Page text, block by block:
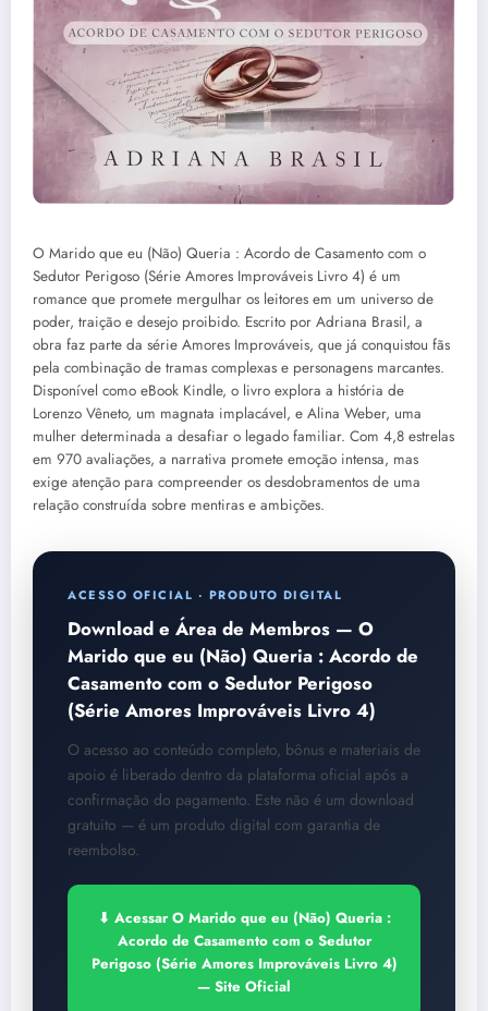
O Marido que eu (Não) Queria : Acordo de Casamento com o
Sedutor Perigoso (Série Amores Improváveis Livro 4) é um
romance que promete mergulhar os leitores em um universo de
poder, traição e desejo proibido. Escrito por Adriana Brasil, a
obra faz parte da série Amores Improváveis, que já conquistou fãs
pela combinação de tramas complexas e personagens marcantes.
Disponível como eBook Kindle, o livro explora a história de
Lorenzo Vêneto, um magnata implacável, e Alina Weber, uma
mulher determinada a desafiar o legado familiar. Com 4,8 estrelas
em 970 avaliações, a narrativa promete emoção intensa, mas
exige atenção para compreender os desdobramentos de uma
relação construída sobre mentiras e ambições.
ACESSO OFICIAL · PRODUTO DIGITAL
Download e Área de Membros — O
Marido que eu (Não) Queria : Acordo de
Casamento com o Sedutor Perigoso
(Série Amores Improváveis Livro 4)
O acesso ao conteúdo completo, bônus e materiais de
apoio é liberado dentro da plataforma oficial após a
confirmação do pagamento. Este não é um download
gratuito — é um produto digital com garantia de
reembolso.
⬇ Acessar O Marido que eu (Não) Queria :
Acordo de Casamento com o Sedutor
Perigoso (Série Amores Improváveis Livro 4)
— Site Oficial